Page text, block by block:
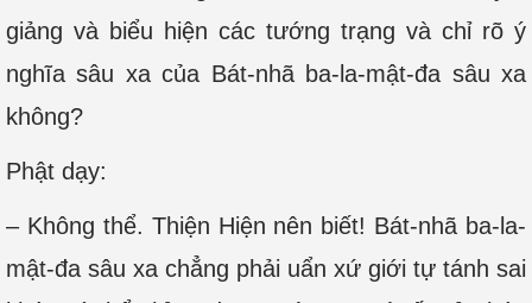
giảng và biểu hiện các tướng trạng và chỉ rõ ý
nghĩa sâu xa của Bát-nhã ba-la-mật-đa sâu xa
không?
Phật dạy:
– Không thể. Thiện Hiện nên biết! Bát-nhã ba-la-
mật-đa sâu xa chẳng phải uẩn xứ giới tự tánh sai